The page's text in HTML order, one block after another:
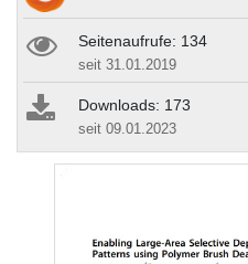
Seitenaufrufe: 134
seit 31.01.2019
Downloads: 173
seit 09.01.2023